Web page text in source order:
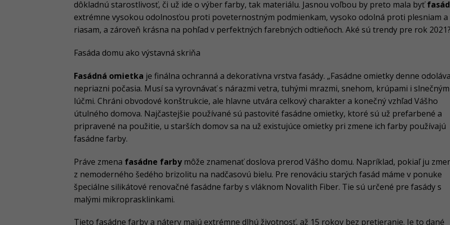
dôkladnú starostlivosť, či už ide o výber farby, tak materiálu. Jasnou voľbou by preto mala byť
extrémne vysokou odolnosťou proti poveternostným podmienkam, vysoko odolná proti plesniam a
riasam, a zároveň krásna na pohľad v perfektných farebných odtieňoch. Aké sú trendy pre rok 2021?
Fasáda domu ako výstavná skriňa
Fasádná omietka je finálna ochranná a dekoratívna vrstva fasády. „Fasádne omietky denne
nepriazni počasia. Musí sa vyrovnávať s nárazmi vetra, tuhými mrazmi, snehom, krúpami i
lúčmi. Chráni obvodové konštrukcie, ale hlavne utvára celkový charakter a konečný vzhľad Vášho
útulného domova. Najčastejšie používané sú pastovité fasádne omietky, ktoré sú už prefarbené a
pripravené na použitie, u starších domov sa na už existujúce omietky pri zmene ich farby používajú
fasádne farby.
Práve zmena fasádne farbymôže znamenať doslova prerod Vášho domu. Napríklad, pokiaľ ju
z nemoderného šedého brizolitu na nadčasovú bielu. Pre renováciu starých fasád máme v ponuke
špeciálne silikátové renovačné fasádne farby s vláknom Novalith Fiber. Tie sú určené pre fasády s
malými mikroprasklinkami.
Tieto fasádne farby a nátery majú extrémne dlhú životnosť, až 15 rokov bez pretieranie. Je to dané